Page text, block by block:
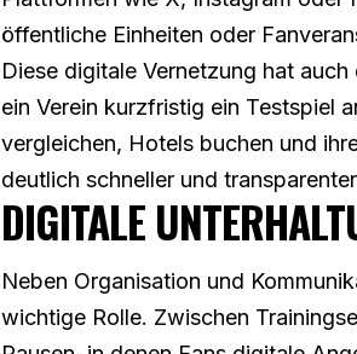
öffentliche Einheiten oder
Diese digitale Vernetzung hat
ein Verein kurzfristig ein Testspiel
vergleichen, Hotels buchen und
deutlich schneller und
DIGITALE
Neben Organisation und
wichtige Rolle. Zwischen